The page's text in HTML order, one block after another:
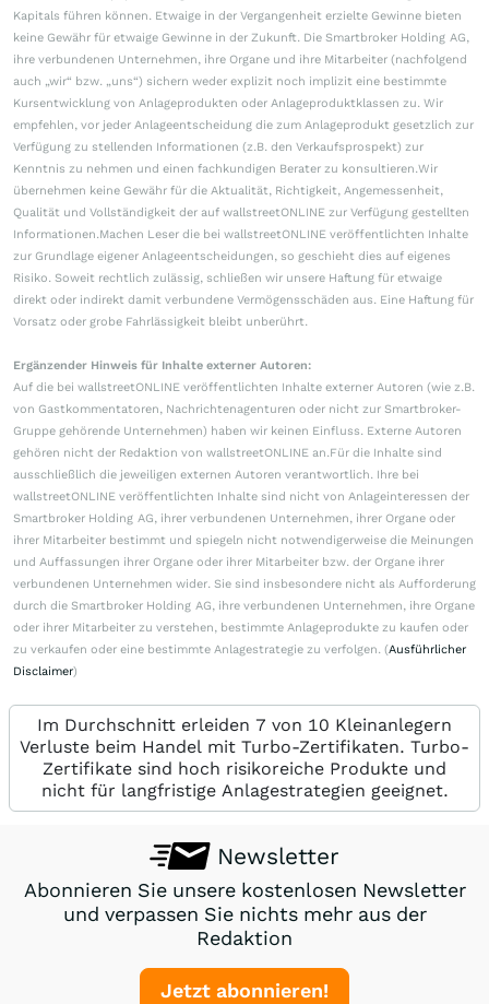
Kapitals führen können. Etwaige in der Vergangenheit erzielte Gewinne bieten
keine Gewähr für etwaige Gewinne in der Zukunft. Die Smartbroker Holding AG,
ihre verbundenen Unternehmen, ihre Organe und ihre Mitarbeiter (nachfolgend
auch „wir“ bzw. „uns“) sichern weder explizit noch implizit eine bestimmte
Kursentwicklung von Anlageprodukten oder Anlageproduktklassen zu. Wir
empfehlen, vor jeder Anlageentscheidung die zum Anlageprodukt gesetzlich zur
Verfügung zu stellenden Informationen (z.B. den Verkaufsprospekt) zur
Kenntnis zu nehmen und einen fachkundigen Berater zu konsultieren.Wir
übernehmen keine Gewähr für die Aktualität, Richtigkeit, Angemessenheit,
Qualität und Vollständigkeit der auf wallstreetONLINE zur Verfügung gestellten
Informationen.Machen Leser die bei wallstreetONLINE veröffentlichten Inhalte
zur Grundlage eigener Anlageentscheidungen, so geschieht dies auf eigenes
Risiko. Soweit rechtlich zulässig, schließen wir unsere Haftung für etwaige
direkt oder indirekt damit verbundene Vermögensschäden aus. Eine Haftung für
Vorsatz oder grobe Fahrlässigkeit bleibt unberührt.
Ergänzender Hinweis für Inhalte externer Autoren:
Auf die bei wallstreetONLINE veröffentlichten Inhalte externer Autoren (wie z.B.
von Gastkommentatoren, Nachrichtenagenturen oder nicht zur Smartbroker-
Gruppe gehörende Unternehmen) haben wir keinen Einfluss. Externe Autoren
gehören nicht der Redaktion von wallstreetONLINE an.Für die Inhalte sind
ausschließlich die jeweiligen externen Autoren verantwortlich. Ihre bei
wallstreetONLINE veröffentlichten Inhalte sind nicht von Anlageinteressen der
Smartbroker Holding AG, ihrer verbundenen Unternehmen, ihrer Organe oder
ihrer Mitarbeiter bestimmt und spiegeln nicht notwendigerweise die Meinungen
und Auffassungen ihrer Organe oder ihrer Mitarbeiter bzw. der Organe ihrer
verbundenen Unternehmen wider. Sie sind insbesondere nicht als Aufforderung
durch die Smartbroker Holding AG, ihre verbundenen Unternehmen, ihre Organe
oder ihrer Mitarbeiter zu verstehen, bestimmte Anlageprodukte zu kaufen oder
zu verkaufen oder eine bestimmte Anlagestrategie zu verfolgen. (Ausführlicher
Disclaimer)
Im Durchschnitt erleiden 7 von 10 Kleinanlegern
Verluste beim Handel mit Turbo-Zertifikaten. Turbo-
Zertifikate sind hoch risikoreiche Produkte und
nicht für langfristige Anlagestrategien geeignet.
Newsletter
Abonnieren Sie unsere kostenlosen Newsletter
und verpassen Sie nichts mehr aus der
Redaktion
Jetzt abonnieren!